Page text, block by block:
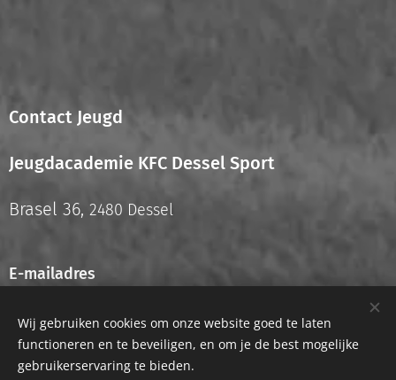
Contact Jeugd
Jeugdacademie KFC Dessel Sport
Brasel 36, 2480 Dessel
E-mailadres
Wij gebruiken cookies om onze website goed te laten
functioneren en te beveiligen, en om je de best mogelijke
gebruikerservaring te bieden.